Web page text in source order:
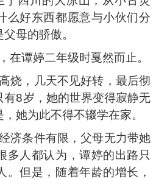
么好东西都愿意与小伙们分
母的骄傲。
在谭婷二年级时戛然而止。
烧，几天不见好转，最后彻
有8岁，她的世界变得寂静无
她为此不得不辍学在家。
济条件有限，父母无力带她
多人都认为，谭婷的出路只
。但是，随着年龄的增长，